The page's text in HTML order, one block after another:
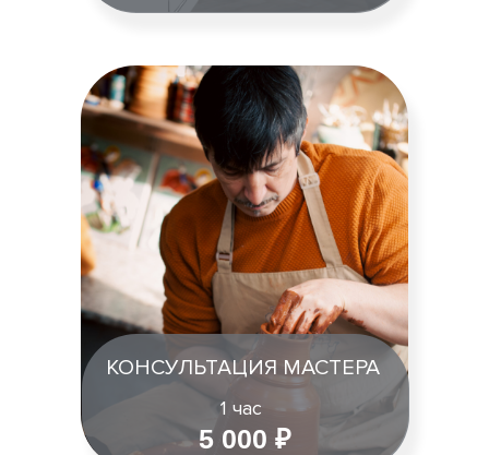
КОНСУЛЬТАЦИЯ МАСТЕРА
1 час
5 000 ₽